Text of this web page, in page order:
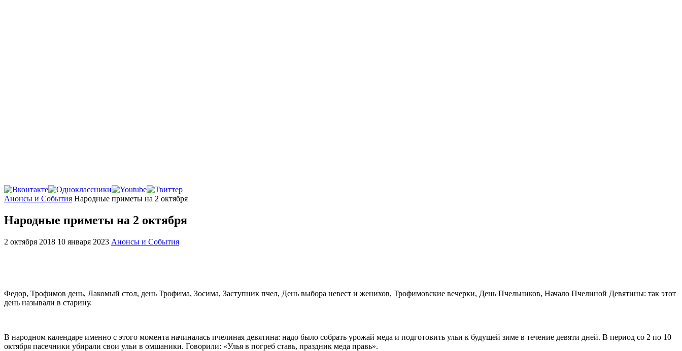
Главная
Анонсы и События Народные приметы на 2 октября
Народные приметы на 2 октября
2 октября 2018 10 января 2023 Анонсы и События
Федор, Трофимов день, Лакомый стол, день Трофима, Зосима, Заступник пчел, День выбора невест и женихов, Трофимовские вечерки, День Пчельников, Начало Пчелиной Девятины: так этот
день называли в старину.
В народном календаре именно с этого момента начиналась пчелиная девятина: надо было собрать урожай меда и подготовить ульи к будущей зиме в течение девяти дней. В период со 2 по 10
октября пасечники убирали свои ульи в омшаники. Говорили: «Улья в погреб ставь, праздник меда правь».